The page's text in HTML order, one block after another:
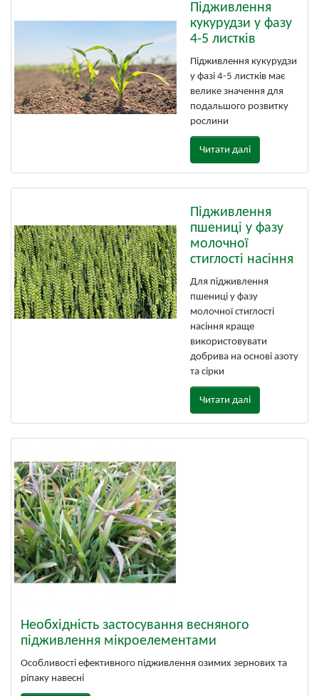
Підживлення
кукурудзи у фазу
4-5 листків
Підживлення кукурудзи
у фазі 4-5 листків має
велике значення для
подальшого розвитку
рослини
Читати далі
Підживлення
пшениці у фазу
молочної
стиглості насіння
Для підживлення
пшениці у фазу
молочної стиглості
насіння краще
використовувати
добрива на основі азоту
та сірки
Читати далі
Необхідність застосування весняного
підживлення мікроелементами
Особливості ефективного підживлення озимих зернових та
ріпаку навесні